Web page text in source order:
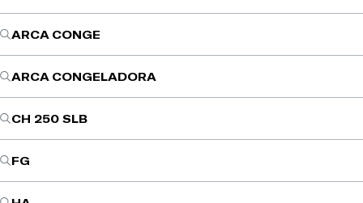
ARCA CONGE
ARCA CONGELADORA
CH 250 SLB
FG